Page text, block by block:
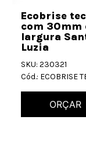
Ecobrise
com 30mm
largura
Luzia
SKU: 230321
Cód.: ECOBRISE
ORÇAR